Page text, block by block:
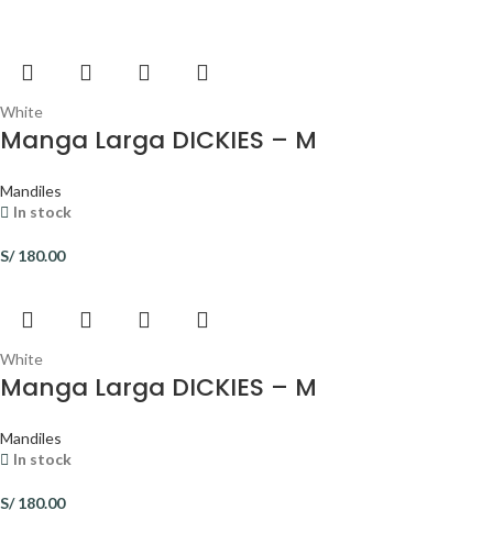
White
Manga Larga DICKIES – M
Mandiles
In stock
S/180.00
White
Manga Larga DICKIES – M
Mandiles
In stock
S/180.00